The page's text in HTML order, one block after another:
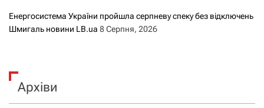
Енергосистема України пройшла серпневу спеку без відключень
Шмигаль новини LB.ua 8 Серпня, 2026
Архіви